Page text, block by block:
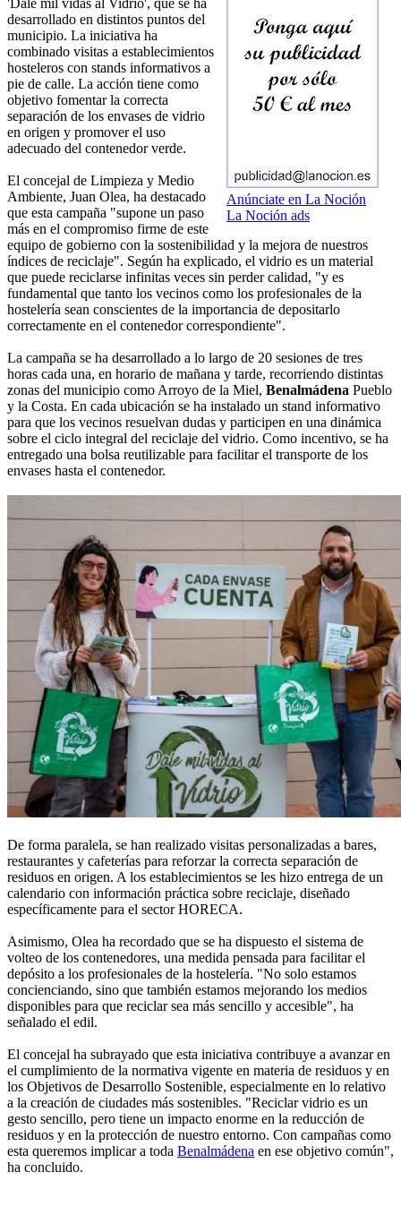
Anúnciate en La Noción
La Noción ads
'Dale mil vidas al Vidrio', que se ha
desarrollado en distintos puntos del
municipio. La iniciativa ha
combinado visitas a establecimientos
hosteleros con stands informativos a
pie de calle. La acción tiene como
objetivo fomentar la correcta
separación de los envases de vidrio
en origen y promover el uso
adecuado del contenedor verde.
El concejal de Limpieza y Medio
Ambiente, Juan Olea, ha destacado
que esta campaña "supone un paso
más en el compromiso firme de este
equipo de gobierno con la sostenibilidad y la mejora de nuestros
índices de reciclaje". Según ha explicado, el vidrio es un material
que puede reciclarse infinitas veces sin perder calidad, "y es
fundamental que tanto los vecinos como los profesionales de la
hostelería sean conscientes de la importancia de depositarlo
correctamente en el contenedor correspondiente".
La campaña se ha desarrollado a lo largo de 20 sesiones de tres
horas cada una, en horario de mañana y tarde, recorriendo distintas
zonas del municipio como Arroyo de la Miel, Benalmádena Pueblo
y la Costa. En cada ubicación se ha instalado un stand informativo
para que los vecinos resuelvan dudas y participen en una dinámica
sobre el ciclo integral del reciclaje del vidrio. Como incentivo, se ha
entregado una bolsa reutilizable para facilitar el transporte de los
envases hasta el contenedor.
De forma paralela, se han realizado visitas personalizadas a bares,
restaurantes y cafeterías para reforzar la correcta separación de
residuos en origen. A los establecimientos se les hizo entrega de un
calendario con información práctica sobre reciclaje, diseñado
específicamente para el sector HORECA.
Asimismo, Olea ha recordado que se ha dispuesto el sistema de
volteo de los contenedores, una medida pensada para facilitar el
depósito a los profesionales de la hostelería. "No solo estamos
concienciando, sino que también estamos mejorando los medios
disponibles para que reciclar sea más sencillo y accesible", ha
señalado el edil.
El concejal ha subrayado que esta iniciativa contribuye a avanzar en
el cumplimiento de la normativa vigente en materia de residuos y en
los Objetivos de Desarrollo Sostenible, especialmente en lo relativo
a la creación de ciudades más sostenibles. "Reciclar vidrio es un
gesto sencillo, pero tiene un impacto enorme en la reducción de
residuos y en la protección de nuestro entorno. Con campañas como
esta queremos implicar a toda Benalmádena en ese objetivo común",
ha concluido.